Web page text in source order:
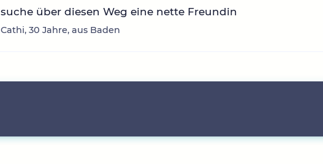
suche über diesen Weg eine nette Freundin
Cathi, 30 Jahre, aus Baden